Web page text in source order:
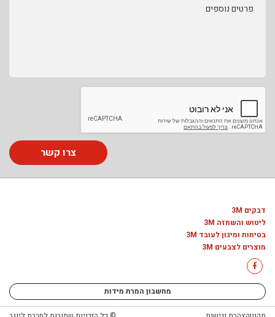
פרטים נוספים
צרו קשר
דבקים 3M
ליטוש והשחזה 3M
בטיחות ומיגון לעובד 3M
מוצרים לצבעים 3M
מחשבון המרת מידות